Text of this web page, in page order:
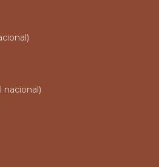
nacional)